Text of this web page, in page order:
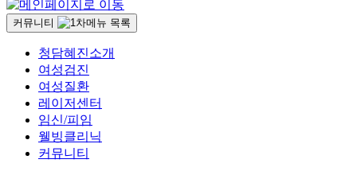
커뮤니티
청담혜진소개
여성검진
여성질환
레이저센터
임신/피임
웰빙클리닉
커뮤니티